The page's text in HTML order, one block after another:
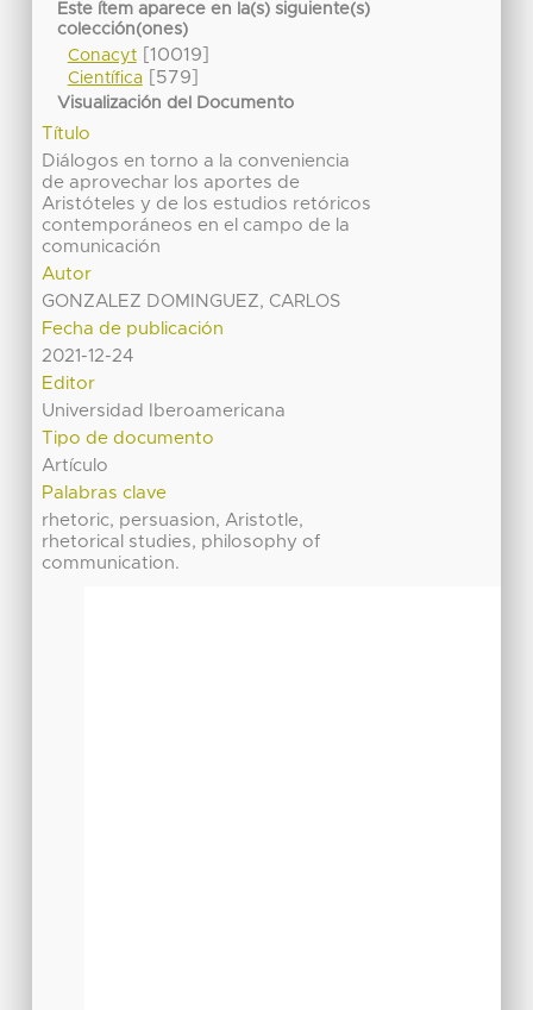
Este ítem aparece en la(s) siguiente(s)
colección(ones)
Conacyt[10019]
Científica[579]
Visualización del Documento
Título
Diálogos en torno a la conveniencia
de aprovechar los aportes de
Aristóteles y de los estudios retóricos
contemporáneos en el campo de la
comunicación
Autor
GONZALEZ DOMINGUEZ, CARLOS
Fecha de publicación
2021-12-24
Editor
Universidad Iberoamericana
Tipo de documento
Artículo
Palabras clave
rhetoric, persuasion, Aristotle,
rhetorical studies, philosophy of
communication.